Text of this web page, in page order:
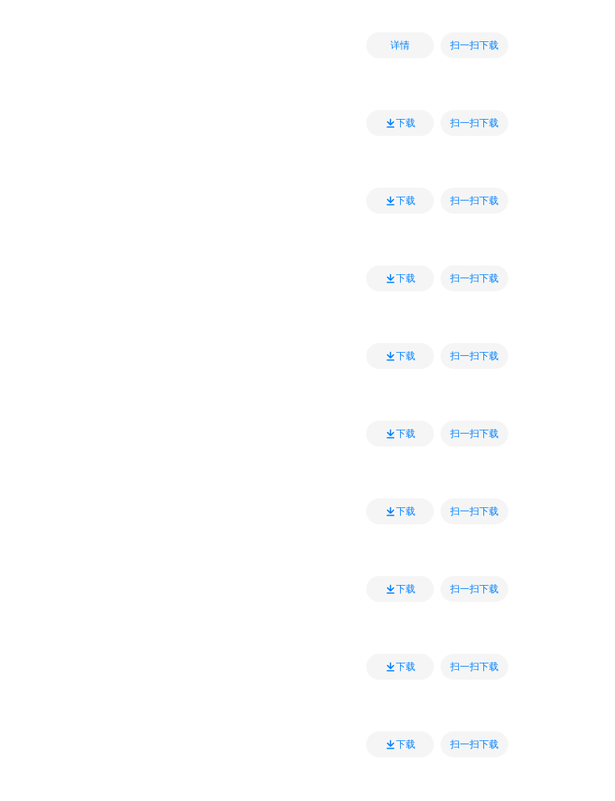
详情 扫一扫下载
下载 扫一扫下载
下载 扫一扫下载
下载 扫一扫下载
下载 扫一扫下载
下载 扫一扫下载
下载 扫一扫下载
下载 扫一扫下载
下载 扫一扫下载
下载 扫一扫下载